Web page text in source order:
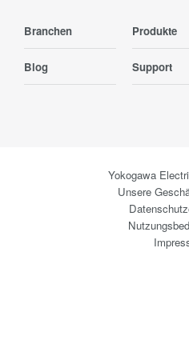
Branchen Produkte
Blog Support
Yokogawa
Unsere